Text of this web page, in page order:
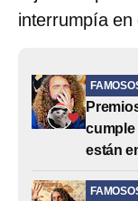
interrumpía en
cumple
están